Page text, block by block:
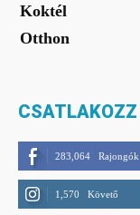
Koktél
Otthon
CSATLAKOZZ
283,064 Rajongók
1,570 Követő